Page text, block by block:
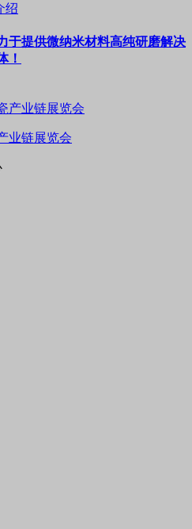
绍
于提供微纳米材料高纯研磨解决
！
业链展览会